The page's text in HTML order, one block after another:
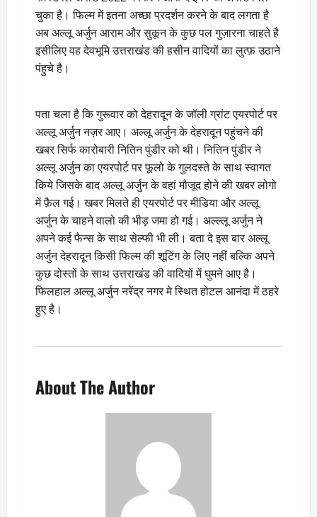
चुका है। फिल्म में इतना अच्छा प्रदर्शन करने के बाद लगता है
अब अल्लू अर्जुन आराम और सुकून के कुछ पल गुज़ारना चाहते है
इसीलिए वह देवभूमि उत्तराखंड की हसीन वादियों का लुत्फ़ उठाने
पंहुचे है।
पता चला है कि गुरूवार को देहरादून के जॉली ग्रांट एयरपोर्ट पर
अल्लू अर्जुन नज़र आए। अल्लू अर्जुन के देहरादून पहुंचने की
खबर सिर्फ कारोबारी नितिन पुंडीर को थी। नितिन पुंडीर ने
अल्लू अर्जुन का एयरपोर्ट पर फूलो के गुलदस्ते के साथ स्वागत
किये जिसके बाद अल्लू अर्जुन के वहां मौजूद होने की खबर लोगो
में फ़ैल गई। खबर मिलते ही एयरपोर्ट पर मीडिया और अल्लू
अर्जुन के चाहने वालो की भीड़ जमा हो गई। अल्ल्लू अर्जुन ने
अपने कई फैन्स के साथ सेल्फी भी ली। बता दे इस बार अल्लू
अर्जुन देहरादून किसी फिल्म की शूटिंग के लिए नहीं बल्कि अपने
कुछ दोस्तों के साथ उत्तराखंड की वादियों में घुमने आए है।
फिलहाल अल्लू अर्जुन नरेंद्र नगर मे स्थित होटल आनंदा में ठहरे
हुए है।
About The Author